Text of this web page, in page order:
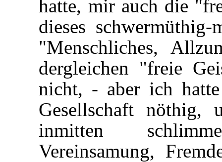
hatte, mir auch die
dieses
"Menschliches,
dergleichen "freie
nicht, - aber ich
Gesellschaft
inmitten
Vereinsamung,